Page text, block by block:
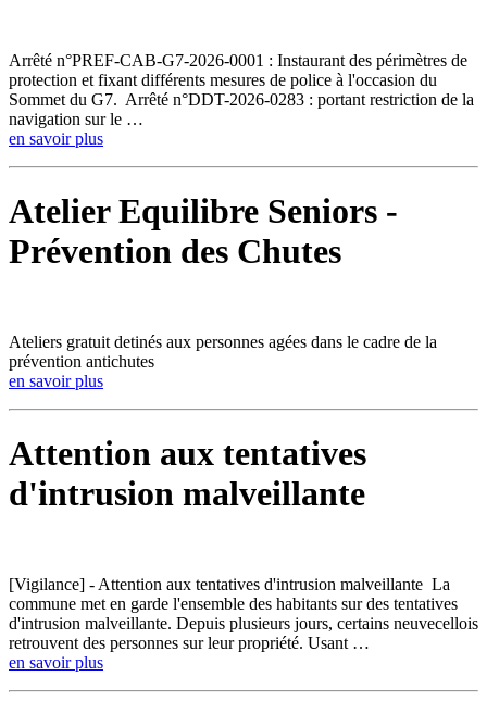
Arrêté n°PREF-CAB-G7-2026-0001 : Instaurant des périmètres de
protection et fixant différents mesures de police à l'occasion du
Sommet du G7. Arrêté n°DDT-2026-0283 : portant restriction de la
navigation sur le …
en savoir plus
Atelier Equilibre Seniors -
Prévention des Chutes
Ateliers gratuit detinés aux personnes agées dans le cadre de la
prévention antichutes
en savoir plus
Attention aux tentatives
d'intrusion malveillante
[Vigilance] - Attention aux tentatives d'intrusion malveillante La
commune met en garde l'ensemble des habitants sur des tentatives
d'intrusion malveillante. Depuis plusieurs jours, certains neuvecellois
retrouvent des personnes sur leur propriété. Usant …
en savoir plus